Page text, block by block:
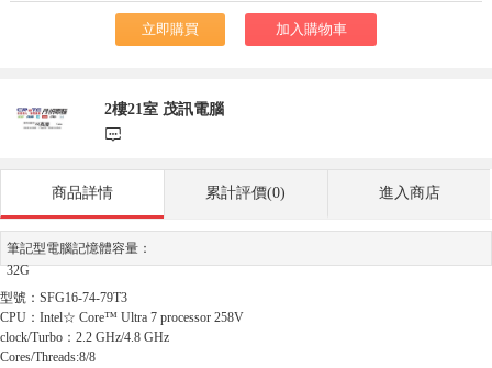
立即購買 加入購物車
2樓21室 茂訊電腦
󰃨
商品詳情 累計評價(0) 進入商店
筆記型電腦記憶體容量：
32G
型號：SFG16-74-79T3
CPU：Intel☆ Core™ Ultra 7 processor 258V
clock/Turbo：2.2 GHz/4.8 GHz
Cores/Threads:8/8